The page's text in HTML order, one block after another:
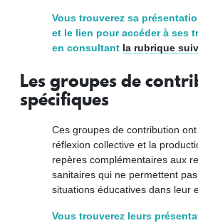
Vous trouverez sa
et le lien pour accéder à ses
en consultant la rubrique
Les groupes de
spécifiques
Ces groupes de contribution
réflexion collective et la
repères complémentaires aux
sanitaires qui ne permettent
situations éducatives dans leur
Vous trouverez leurs